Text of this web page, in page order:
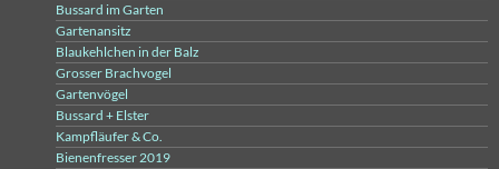
Bussard im Garten
Gartenansitz
Blaukehlchen in der Balz
Grosser Brachvogel
Gartenvögel
Bussard + Elster
Kampfläufer & Co.
Bienenfresser 2019